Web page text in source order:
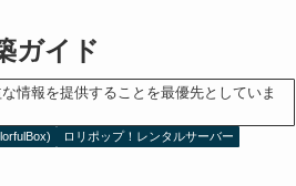
ガイド
情報を提供することを最優先としていま
ロリポップ！レンタルサーバー